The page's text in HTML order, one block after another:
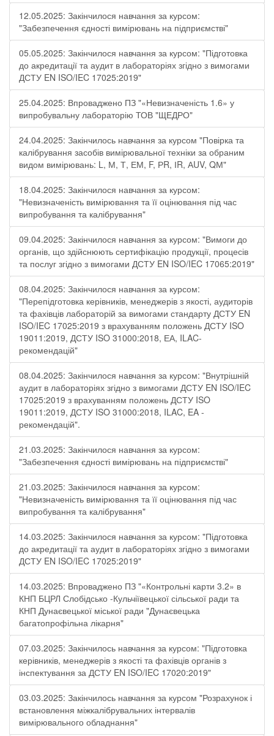
12.05.2025: Закінчилося навчання за курсом:
"Забезпечення єдності вимірювань на підприємстві"
05.05.2025: Закінчилося навчання за курсом: "Підготовка
до акредитації та аудит в лабораторіях згідно з вимогами
ДСТУ EN ISO/IEC 17025:2019"
25.04.2025: Впроваджено ПЗ "«Невизначеність 1.6» у
випробувальну лабораторію ТОВ "ЩЕДРО"
24.04.2025: Закінчилось навчання за курсом "Повірка та
калібрування засобів вимірювальної техніки за обраним
видом вимірювань: L, М, Т, ЕМ, F, РR, ІR, АUV, QМ"
18.04.2025: Закінчилося навчання за курсом:
"Невизначеність вимірювання та її оцінювання під час
випробування та калібрування"
09.04.2025: Закінчилося навчання за курсом: "Вимоги до
органів, що здійснюють сертифікацію продукції, процесів
та послуг згідно з вимогами ДСТУ EN ISO/IEC 17065:2019"
08.04.2025: Закінчилося навчання за курсом:
"Перепідготовка керівників, менеджерів з якості, аудиторів
та фахівців лабораторій за вимогами стандарту ДСТУ EN
ISO/IEC 17025:2019 з врахуванням положень ДСТУ ISO
19011:2019, ДСТУ ISO 31000:2018, ЕА, ILAC-
рекомендацій"
08.04.2025: Закінчилося навчання за курсом: "Внутрішній
аудит в лабораторіях згідно з вимогами ДСТУ EN ISO/IEC
17025:2019 з врахуванням положень ДСТУ ISO
19011:2019, ДСТУ ISO 31000:2018, ILAC, EA -
рекомендацій".
21.03.2025: Закінчилося навчання за курсом:
"Забезпечення єдності вимірювань на підприємстві"
21.03.2025: Закінчилося навчання за курсом:
"Невизначеність вимірювання та її оцінювання під час
випробування та калібрування"
14.03.2025: Закінчилося навчання за курсом: "Підготовка
до акредитації та аудит в лабораторіях згідно з вимогами
ДСТУ EN ISO/IEC 17025:2019"
14.03.2025: Впроваджено ПЗ "«Контрольні карти 3.2» в
КНП БЦРЛ Слобідсько -Кульчіївецької сільської ради та
КНП Дунаєвецької міської ради "Дунаєвецька
багатопрофільна лікарня"
07.03.2025: Закінчилось навчання за курсом: "Підготовка
керівників, менеджерів з якості та фахівців органів з
інспектування за ДСТУ EN ISO/IEC 17020:2019"
03.03.2025: Закінчилось навчання за курсом "Розрахунок і
встановлення міжкалібрувальних інтервалів
вимірювального обладнання"